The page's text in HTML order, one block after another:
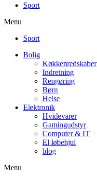
Sport
Menu
Sport
Bolig
Køkkenredskaber
Indretning
Rengøring
Børn
Helse
Elektronik
Hvidevarer
Gamingudstyr
Computer & IT
El løbehjul
blog
Menu